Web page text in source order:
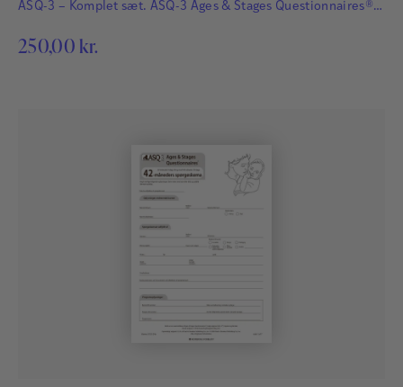
ASQ-3 – Komplet sæt. ASQ-3 Ages & Stages Questionnaires®
hos småbørn. Det har afgørende betydning for børns fremtid,
250,00 kr.